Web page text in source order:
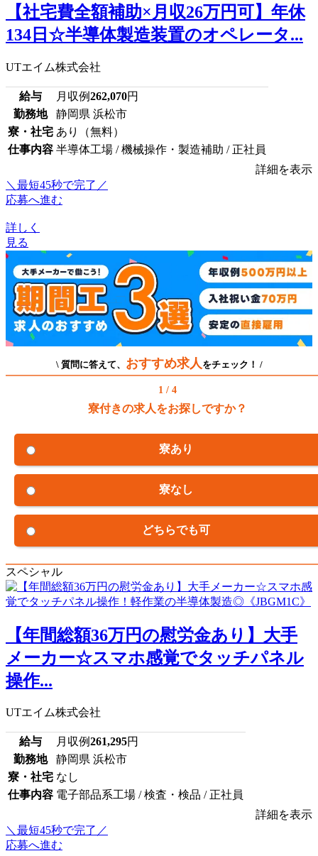
【社宅費全額補助×月収26万円可】年休
134日☆半導体製造装置のオペレータ...
UTエイム株式会社
給与 月収例262,070円
勤務地
静岡県 浜松市
寮・社宅 あり（無料）
仕事内容 半導体工場 / 機械操作・製造補助 / 正社員
詳細を表示
＼最短45秒で完了／
応募へ進む
詳しく
見る
\ 質問に答えて、 おすすめ求人 をチェック！ /
1 / 4
寮付きの求人をお探しですか？
寮あり
寮なし
どちらでも可
スペシャル
【年間総額36万円の慰労金あり】大手
メーカー☆スマホ感覚でタッチパネル
操作...
UTエイム株式会社
給与 月収例261,295円
勤務地
静岡県 浜松市
寮・社宅 なし
仕事内容 電子部品系工場 / 検査・検品 / 正社員
詳細を表示
＼最短45秒で完了／
応募へ進む